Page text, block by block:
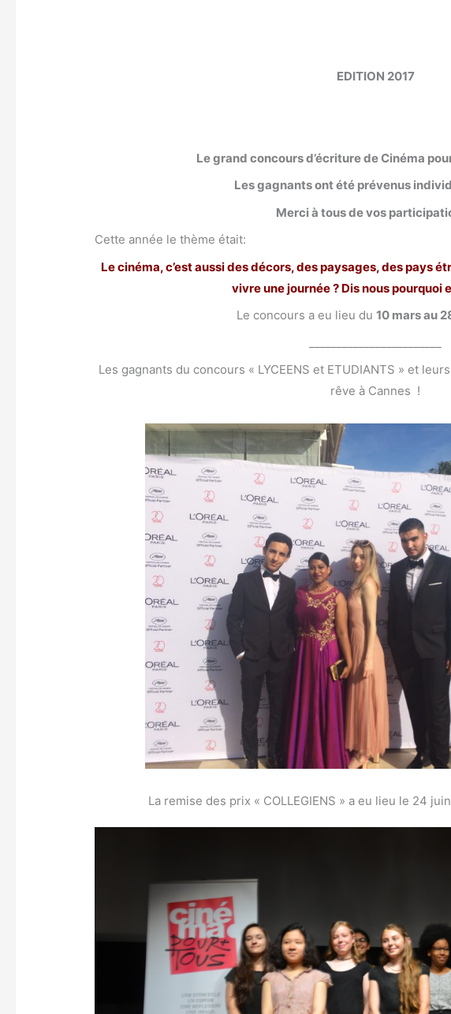
EDITION 2017
Le grand concours d’écriture de Cinéma
Les gagnants ont été prévenus
Merci à tous de vos
Cette année le thème était:
Le cinéma, c’est aussi des décors, des paysages, des pays
vivre une journée ? Dis nous pourquoi
Le concours a eu lieu du10 mars au
Les gagnants du concours « LYCEENS et ETUDIANTS » et
rêve à Cannes !
La remise des prix « COLLEGIENS » a eu lieu le 24